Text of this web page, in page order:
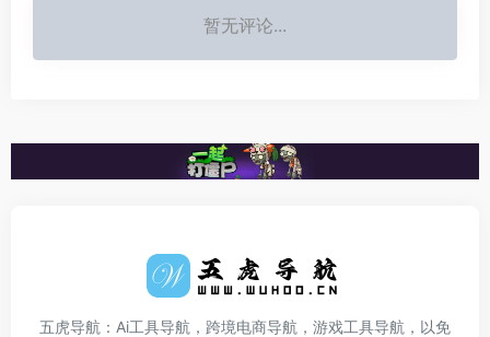
暂无评论...
五虎导航：Ai工具导航，跨境电商导航，游戏工具导航，以免